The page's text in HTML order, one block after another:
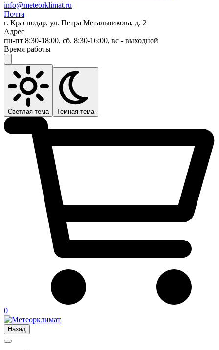
info@meteorklimat.ru
Почта
г. Краснодар, ул. Петра Метальникова, д. 2
Адрес
пн-пт 8:30-18:00, сб. 8:30-16:00, вс - выходной
Время работы
Светлая тема Темная тема
0
Назад